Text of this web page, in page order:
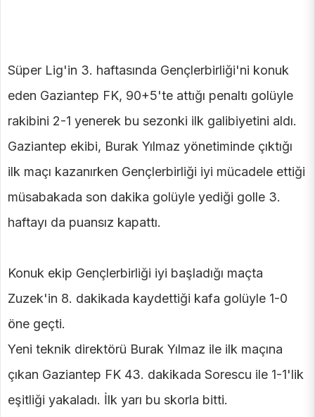
Süper Lig'in 3. haftasında Gençlerbirliği'ni konuk
eden Gaziantep FK, 90+5'te attığı penaltı golüyle
rakibini 2-1 yenerek bu sezonki ilk galibiyetini aldı.
Gaziantep ekibi, Burak Yılmaz yönetiminde çıktığı
ilk maçı kazanırken Gençlerbirliği iyi mücadele ettiği
müsabakada son dakika golüyle yediği golle 3.
haftayı da puansız kapattı.
Konuk ekip Gençlerbirliği iyi başladığı maçta
Zuzek'in 8. dakikada kaydettiği kafa golüyle 1-0
öne geçti.
Yeni teknik direktörü Burak Yılmaz ile ilk maçına
çıkan Gaziantep FK 43. dakikada Sorescu ile 1-1'lik
eşitliği yakaladı. İlk yarı bu skorla bitti.